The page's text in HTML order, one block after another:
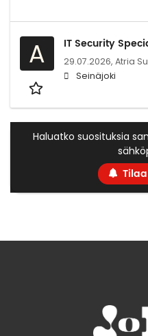
A IT Security
29.07.2026, Atria
Seinäjoki
Haluatko suosituksia